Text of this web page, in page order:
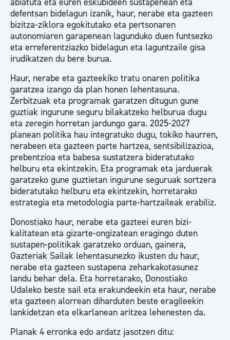
defentsan bidelagun izanik, haur, nerabe eta gazteen
bizitza-ziklora egokitutako eta pertsonaren
autonomiaren garapenean lagunduko duen funtsezko
eta erreferentziazko bidelagun eta laguntzaile gisa
irudikatzen du bere burua.
Haur, nerabe eta gazteekiko tratu onaren politika
garatzea izango da plan honen lehentasuna.
Zerbitzuak eta programak garatzen ditugun gune
guztiak ingurune seguru bilakatzeko helburua dugu
eta zeregin horretan jardungo gara. 2025-2027
planean politika hau integratuko dugu, tokiko haurren,
nerabeen eta gazteen parte hartzea, sentsibilizazioa,
prebentzioa eta babesa sustatzera bideratutako
helburu eta ekintzekin. Eta programak eta jarduerak
garatzeko gune guztietan ingurune seguruak sortzera
bideratutako helburu eta ekintzekin, horretarako
estrategia eta metodologia parte-hartzaileak erabiliz.
Donostiako haur, nerabe eta gazteei euren bizi-
kalitatean eta gizarte-ongizatean eragingo duten
sustapen-politikak garatzeko orduan, gainera,
Gazteriak Sailak lehentasunezko ikusten du haur,
nerabe eta gazteen sustapena zeharkakotasunez
landu behar dela. Eta horretarako, Donostiako
Udaleko beste sail eta erakundeekin eta haur, nerabe
eta gazteen alorrean diharduten beste eragileekin
lankidetzan eta elkarlanean aritzea lehenesten da.
Planak 4 erronka edo ardatz jasotzen ditu: